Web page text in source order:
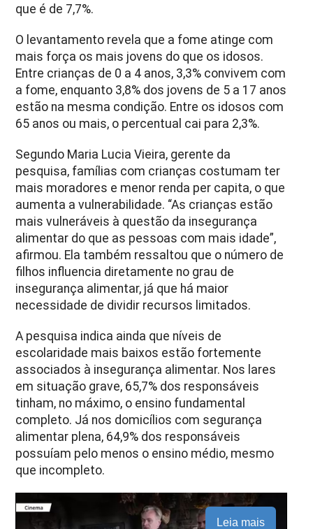
que é de 7,7%.
O levantamento revela que a fome atinge com
mais força os mais jovens do que os idosos.
Entre crianças de 0 a 4 anos, 3,3% convivem com
a fome, enquanto 3,8% dos jovens de 5 a 17 anos
estão na mesma condição. Entre os idosos com
65 anos ou mais, o percentual cai para 2,3%.
Segundo Maria Lucia Vieira, gerente da
pesquisa, famílias com crianças costumam ter
mais moradores e menor renda per capita, o que
aumenta a vulnerabilidade. “As crianças estão
mais vulneráveis à questão da insegurança
alimentar do que as pessoas com mais idade”,
afirmou. Ela também ressaltou que o número de
filhos influencia diretamente no grau de
insegurança alimentar, já que há maior
necessidade de dividir recursos limitados.
A pesquisa indica ainda que níveis de
escolaridade mais baixos estão fortemente
associados à insegurança alimentar. Nos lares
em situação grave, 65,7% dos responsáveis
tinham, no máximo, o ensino fundamental
completo. Já nos domicílios com segurança
alimentar plena, 64,9% dos responsáveis
possuíam pelo menos o ensino médio, mesmo
que incompleto.
Leia mais